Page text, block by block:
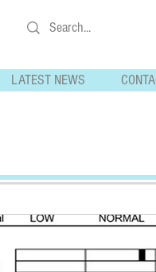
LATEST NEWS